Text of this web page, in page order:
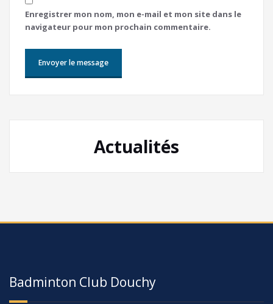
Enregistrer mon nom, mon e-mail et mon site dans le
navigateur pour mon prochain commentaire.
Actualités
Badminton Club Douchy